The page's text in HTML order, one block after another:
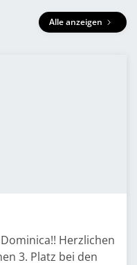
Alle anzeigen
Herzlichen
3. Platz bei den